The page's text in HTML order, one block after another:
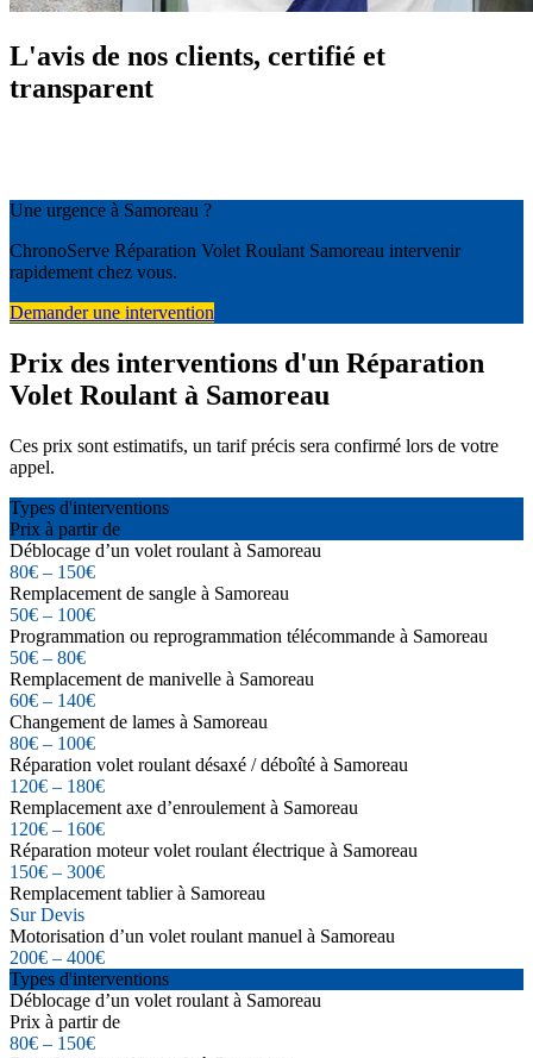
L'avis de nos clients, certifié et
transparent
Une urgence à Samoreau ?
ChronoServe Réparation Volet Roulant Samoreau intervenir
rapidement chez vous.
Demander une intervention
Prix des interventions d'un Réparation
Volet Roulant à Samoreau
Ces prix sont estimatifs, un tarif précis sera confirmé lors de votre
appel.
Types d'interventions
Prix à partir de
Déblocage d’un volet roulant à Samoreau
80€ – 150€
Remplacement de sangle à Samoreau
50€ – 100€
Programmation ou reprogrammation télécommande à Samoreau
50€ – 80€
Remplacement de manivelle à Samoreau
60€ – 140€
Changement de lames à Samoreau
80€ – 100€
Réparation volet roulant désaxé / déboîté à Samoreau
120€ – 180€
Remplacement axe d’enroulement à Samoreau
120€ – 160€
Réparation moteur volet roulant électrique à Samoreau
150€ – 300€
Remplacement tablier à Samoreau
Sur Devis
Motorisation d’un volet roulant manuel à Samoreau
200€ – 400€
Types d'interventions
Déblocage d’un volet roulant à Samoreau
Prix à partir de
80€ – 150€